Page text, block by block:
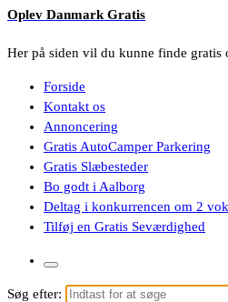
Oplev Danmark Gratis
Her på siden vil du kunne finde gratis
Forside
Kontakt os
Annoncering
Gratis AutoCamper Parkering
Gratis Slæbesteder
Bo godt i Aalborg
Deltag i konkurrencen om 2
Tilføj en Gratis Seværdighed
Søg efter: